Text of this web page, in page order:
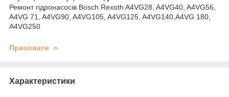
Ремонт гідронасосів Bosch Rexoth A4VG28, A4VG40, A4VG56,
A4VG 71, A4VG90, A4VG105, A4VG125, A4VG140,A4VG 180,
A4VG250
Приховати
Характеристики